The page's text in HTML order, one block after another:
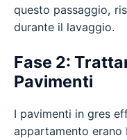
questo passaggio,
durante il lavaggio.
Fase 2:
Pavimenti
I pavimenti in gres
appartamento erano